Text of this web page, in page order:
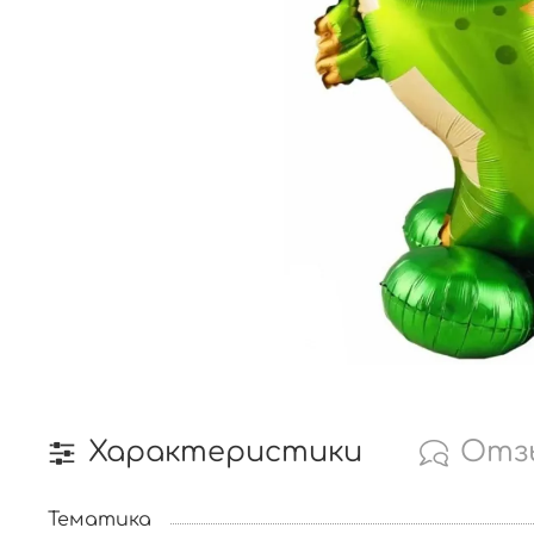
Характеристики
Тематика